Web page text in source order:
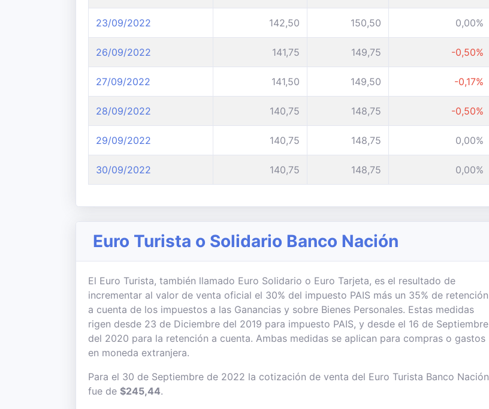
23/09/2022 142,50 150,50 0,00%
26/09/2022 141,75 149,75 -0,50%
27/09/2022 141,50 149,50 -0,17%
28/09/2022 140,75 148,75 -0,50%
29/09/2022 140,75 148,75 0,00%
30/09/2022 140,75 148,75 0,00%
Euro Turista o Solidario Banco Nación
El Euro Turista, también llamado Euro Solidario o Euro Tarjeta, es el resultado de
incrementar al valor de venta oficial el 30% del impuesto PAIS más un 35% de retención
a cuenta de los impuestos a las Ganancias y sobre Bienes Personales. Estas medidas
rigen desde 23 de Diciembre del 2019 para impuesto PAIS, y desde el 16 de Septiembre
del 2020 para la retención a cuenta. Ambas medidas se aplican para compras o gastos
en moneda extranjera.
Para el 30 de Septiembre de 2022 la cotización de venta del Euro Turista Banco Nación
fue de $245,44.